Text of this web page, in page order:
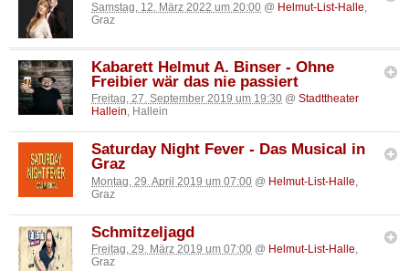
Samstag, 12. März 2022 um 20:00 @ Helmut-List-Halle,
Graz
Kabarett Helmut A. Binser - Ohne
Freibier wär das nie passiert
Freitag, 27. September 2019 um 19:30 @ Stadttheater
Hallein, Hallein
Saturday Night Fever - Das Musical in
Graz
Montag, 29. April 2019 um 07:00 @ Helmut-List-Halle
Graz
Schmitzeljagd
Freitag, 29. März 2019 um 07:00 @ Helmut-List-Halle,
Graz